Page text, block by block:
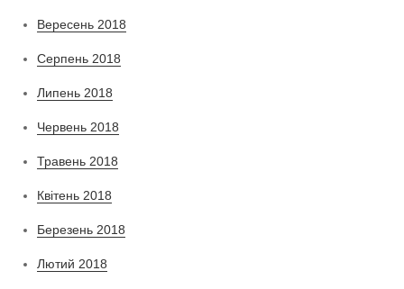
Вересень 2018
Серпень 2018
Липень 2018
Червень 2018
Травень 2018
Квітень 2018
Березень 2018
Лютий 2018